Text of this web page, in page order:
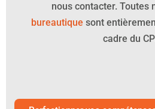
nous contacter. Toutes
bureautique sont
cadre du